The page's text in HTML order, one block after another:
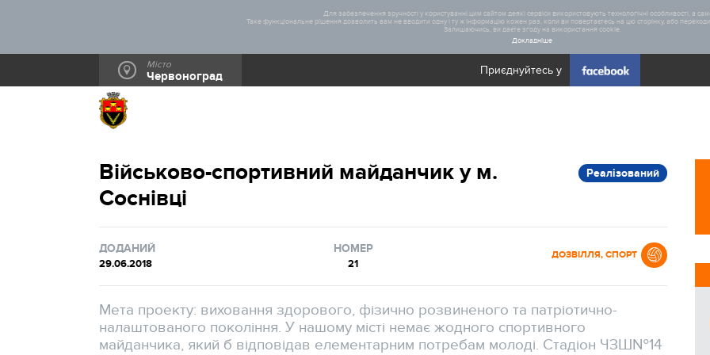
Для забезпечення зручності у користуванні цим сайтом деякі сервіси використовують технологічні особливості, а
Таке функціональне рішення дозволить вам не вводити одну і ту ж інформацію кожен раз, коли ви повертаєтесь на цю сторінку, або
Залишаючись, ви даєте згоду на використання cookie.
Докладніше
Місто
Червоноград Приєднуйтесь у
Військово-спортивний майданчик у м.
Соснівці
Реалізований
ДОДАНИЙ
29.06.2018
НОМЕР
21
ДОЗВІЛЛЯ, СПОРТ
Мета проекту: виховання здорового, фізично розвиненого та патріотично-
налаштованого покоління. У нашому місті немає жодного спортивного
майданчика, який б відповідав елементарним потребам молоді. Стадіон ЧЗШ№14